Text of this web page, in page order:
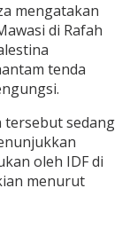
mengatakan
di Rafah
tenda
tersebut sedang
oleh IDF di
menurut